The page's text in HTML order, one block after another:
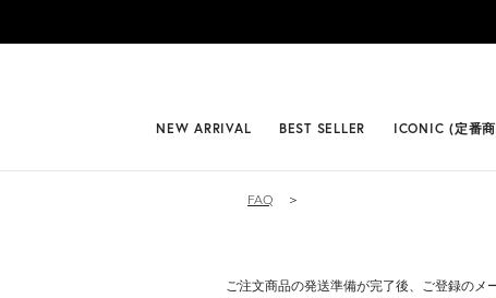
NEW ARRIVAL BEST SELLER ICONIC (定番
FAQ ＞
ご注文商品の発送準備が完了後、ご登録のメ